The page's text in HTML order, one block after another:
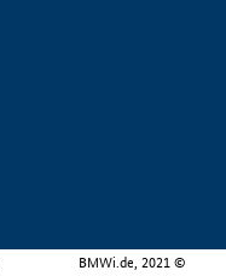
BMWi.de, 2021 ©